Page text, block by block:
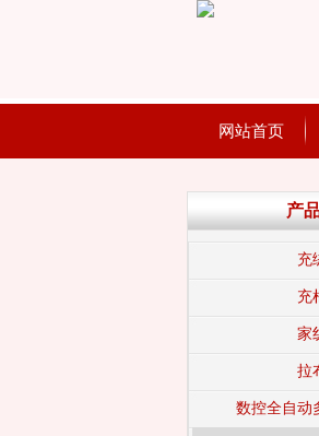
网站首页
产
充
充
家
拉
数控全自动